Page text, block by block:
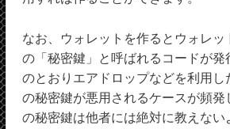
なお、ウォレットを作るとウォレッ
の「秘密鍵」と呼ばれるコードが発
のとおりエアドロップなどを利用し
の秘密鍵が悪用されるケースが頻発
の秘密鍵は他者には絶対に教えない